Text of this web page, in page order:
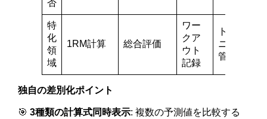
否
特
化
領
域
1RM計算 総合評価
ワー
クア
ウト
記録
トレー
ニング
管理
独自の差別化ポイント
🎯3種類の計算式同時表示: 複数の予測値を比較する